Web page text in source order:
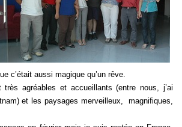
c’était aussi magique qu’un rêve.
très agréables et accueillants (entre nous, j’ai
et les paysages merveilleux, magnifiques,